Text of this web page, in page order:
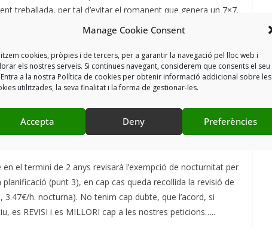
Manage Cookie Consent
cookies, pròpies i de tercers, per a garantir la navegació pel lloc web i
els nostres serveis. Si continues navegant, considerem que consents el seu
Entra a la nostra Política de cookies per obtenir informació addicional sobre les
utilitzades, la seva finalitat i la forma de gestionar-les.
Accepta Deny Preferències
treballada, per tal d’evitar el romanent que genera un 7×7.
TREBALL x 66.5H=1.562,75H
REUNIONS, ETC
NI DESCOMPTEN
DE TREBALLAR
el termini de 2 anys revisarà l’exempció de nocturnitat per
(punt 3), en cap cas queda recollida la revisió de
h. nocturna). No tenim cap dubte, que l’acord, si
es REVISI i es MILLORI cap a les nostres peticions…..